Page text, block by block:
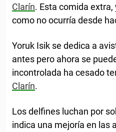
Clarín. Esta comida
como no ocurría desde
Yoruk Isik se dedica a
antes pero ahora se
incontrolada ha cesado
Clarín.
Los delfines luchan por
indica una mejoría en las